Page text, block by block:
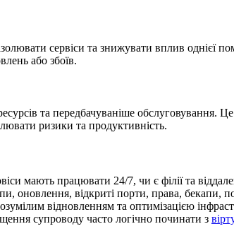
сервіси та знижувати вплив однієї
або збоїв.
та передбачуваніше обслуговування.
ризики та продуктивність.
мають працювати 24/7, чи є філії та
оновлення, відкриті порти, права, бекапи,
відновленням та оптимізацією
супроводу часто логічно починати з